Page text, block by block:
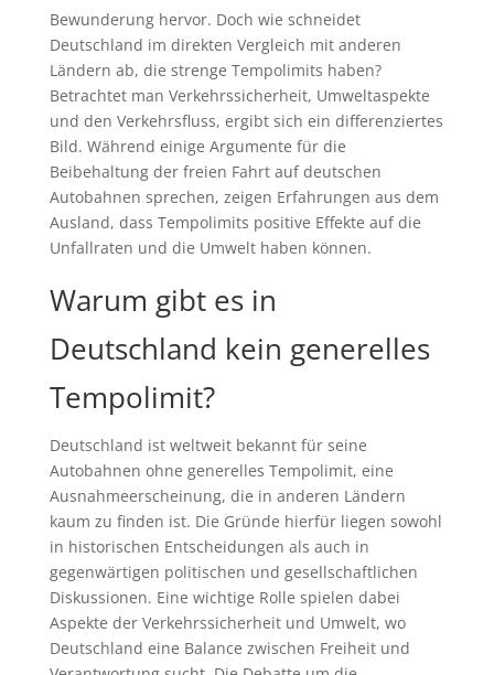
Bewunderung hervor. Doch wie schneidet
Deutschland im direkten Vergleich mit anderen
Ländern ab, die strenge Tempolimits haben?
Betrachtet man Verkehrssicherheit, Umweltaspekte
und den Verkehrsfluss, ergibt sich ein differenziertes
Bild. Während einige Argumente für die
Beibehaltung der freien Fahrt auf deutschen
Autobahnen sprechen, zeigen Erfahrungen aus dem
Ausland, dass Tempolimits positive Effekte auf die
Unfallraten und die Umwelt haben können.
Warum gibt es in
Deutschland kein generelles
Tempolimit?
Deutschland ist weltweit bekannt für seine
Autobahnen ohne generelles Tempolimit, eine
Ausnahmeerscheinung, die in anderen Ländern
kaum zu finden ist. Die Gründe hierfür liegen sowohl
in historischen Entscheidungen als auch in
gegenwärtigen politischen und gesellschaftlichen
Diskussionen. Eine wichtige Rolle spielen dabei
Aspekte der Verkehrssicherheit und Umwelt, wo
Deutschland eine Balance zwischen Freiheit und